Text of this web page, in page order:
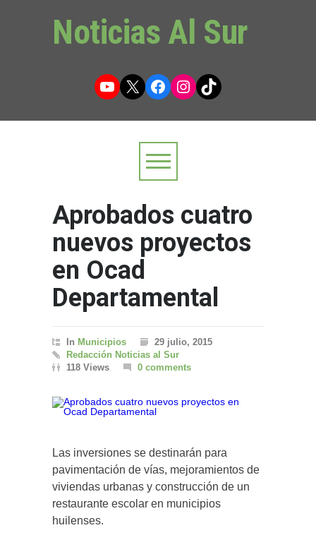
Noticias Al Sur
YouTube
X Facebook
Instagram
TikTok
Aprobados cuatro
nuevos proyectos
en Ocad
Departamental
In Municipios
29 julio, 2015
Redacción Noticias al Sur
118 Views
0 comments
Las inversiones se destinarán para
pavimentación de vías, mejoramientos de
viviendas urbanas y construcción de un
restaurante escolar en municipios
huilenses.